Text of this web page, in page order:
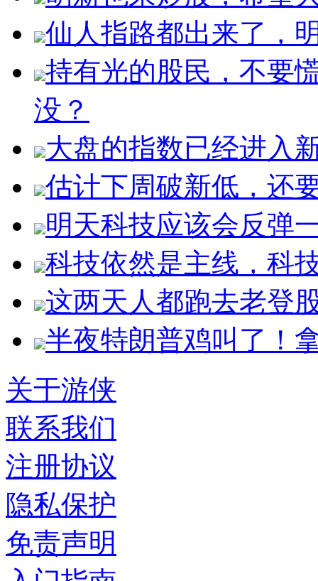
仙人指路都出来了，
持有光的股民，不要
没？
大盘的指数已经进入
估计下周破新低，还
明天科技应该会反弹
科技依然是主线，科
这两天人都跑去老登
半夜特朗普鸡叫了！
关于游侠
联系我们
注册协议
隐私保护
免责声明